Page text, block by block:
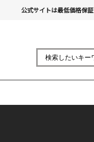
公式サイトは最低価格保証